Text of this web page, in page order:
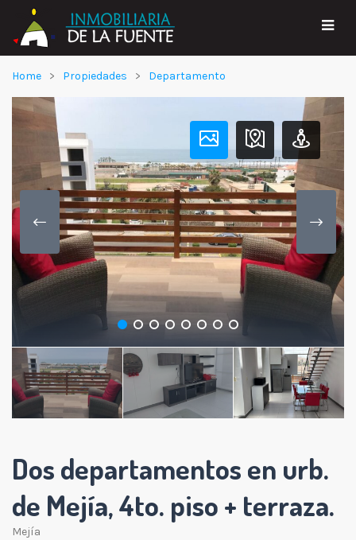
Home Propiedades Departamento
Dos departamentos en urb.
de Mejía, 4to. piso + terraza.
Mejía